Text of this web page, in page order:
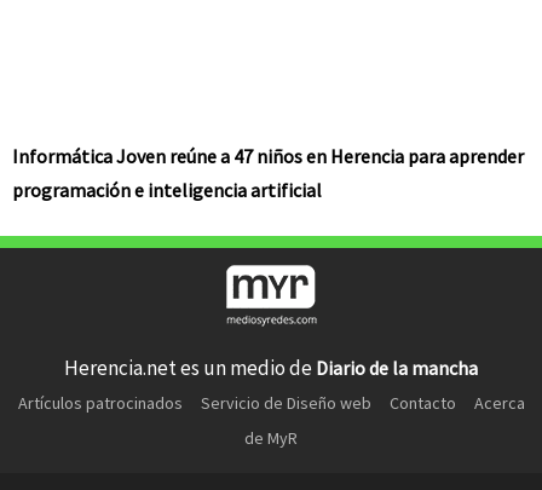
Informática Joven reúne a 47 niños en Herencia para aprender
programación e inteligencia artificial
Herencia.net es un medio de Diario de la mancha
Artículos patrocinados Servicio de Diseño web Contacto
Acerca
de MyR